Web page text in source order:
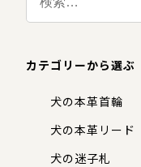
カテゴリーから選ぶ
犬の本革首輪
犬の本革リード
犬の迷子札